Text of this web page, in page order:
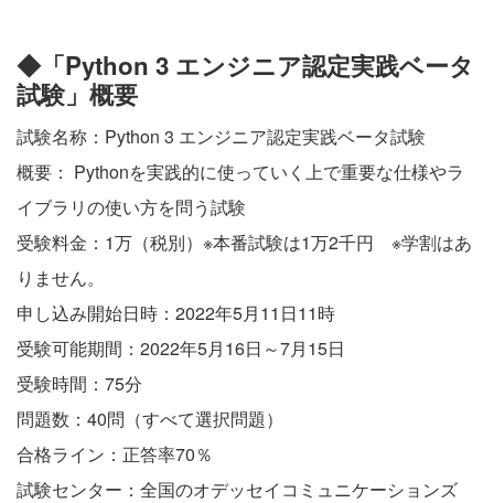
◆「Python 3 エンジニア認定実践ベータ
試験」概要
試験名称：Python 3 エンジニア認定実践ベータ試験
概要： Pythonを実践的に使っていく上で重要な仕様やラ
イブラリの使い方を問う試験
受験料金：1万（税別）※本番試験は1万2千円 ※学割はあ
りません。
申し込み開始日時：2022年5月11日11時
受験可能期間：2022年5月16日～7月15日
受験時間：75分
問題数：40問（すべて選択問題）
合格ライン：正答率70％
試験センター：全国のオデッセイコミュニケーションズ